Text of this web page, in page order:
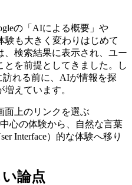
の「AIによる概要」や
験も大きく変わりはじめて
、検索結果に表示され、ユー
を前提としてきました。し
訪れる前に、AIが情報を探
えています。
面上のリンクを選ぶ
中心の体験から、自然な言葉
Interface）的な体験へ移り
論点